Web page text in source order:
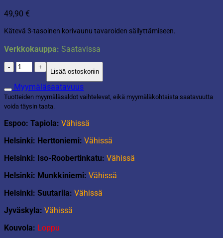
49,90 €
Kätevä 3-tasoinen korivaunu tavaroiden säilyttämiseen.
Verkkokauppa: Saatavissa
Korivaunu
määrä
Lisää ostoskoriin
Myymäläsaatavuus
Tuotteiden myymäläsaldot vaihtelevat, eikä myymäläkohtaista saatavuutta
voida täysin taata.
Espoo: Tapiola: Vähissä
Helsinki: Herttoniemi: Vähissä
Helsinki: Iso-Roobertinkatu: Vähissä
Helsinki: Munkkiniemi: Vähissä
Helsinki: Suutarila: Vähissä
Jyväskyla: Vähissä
Kouvola: Loppu